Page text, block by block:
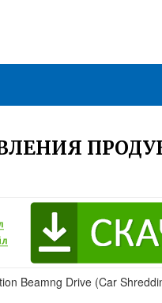
Beamng Drive (Car